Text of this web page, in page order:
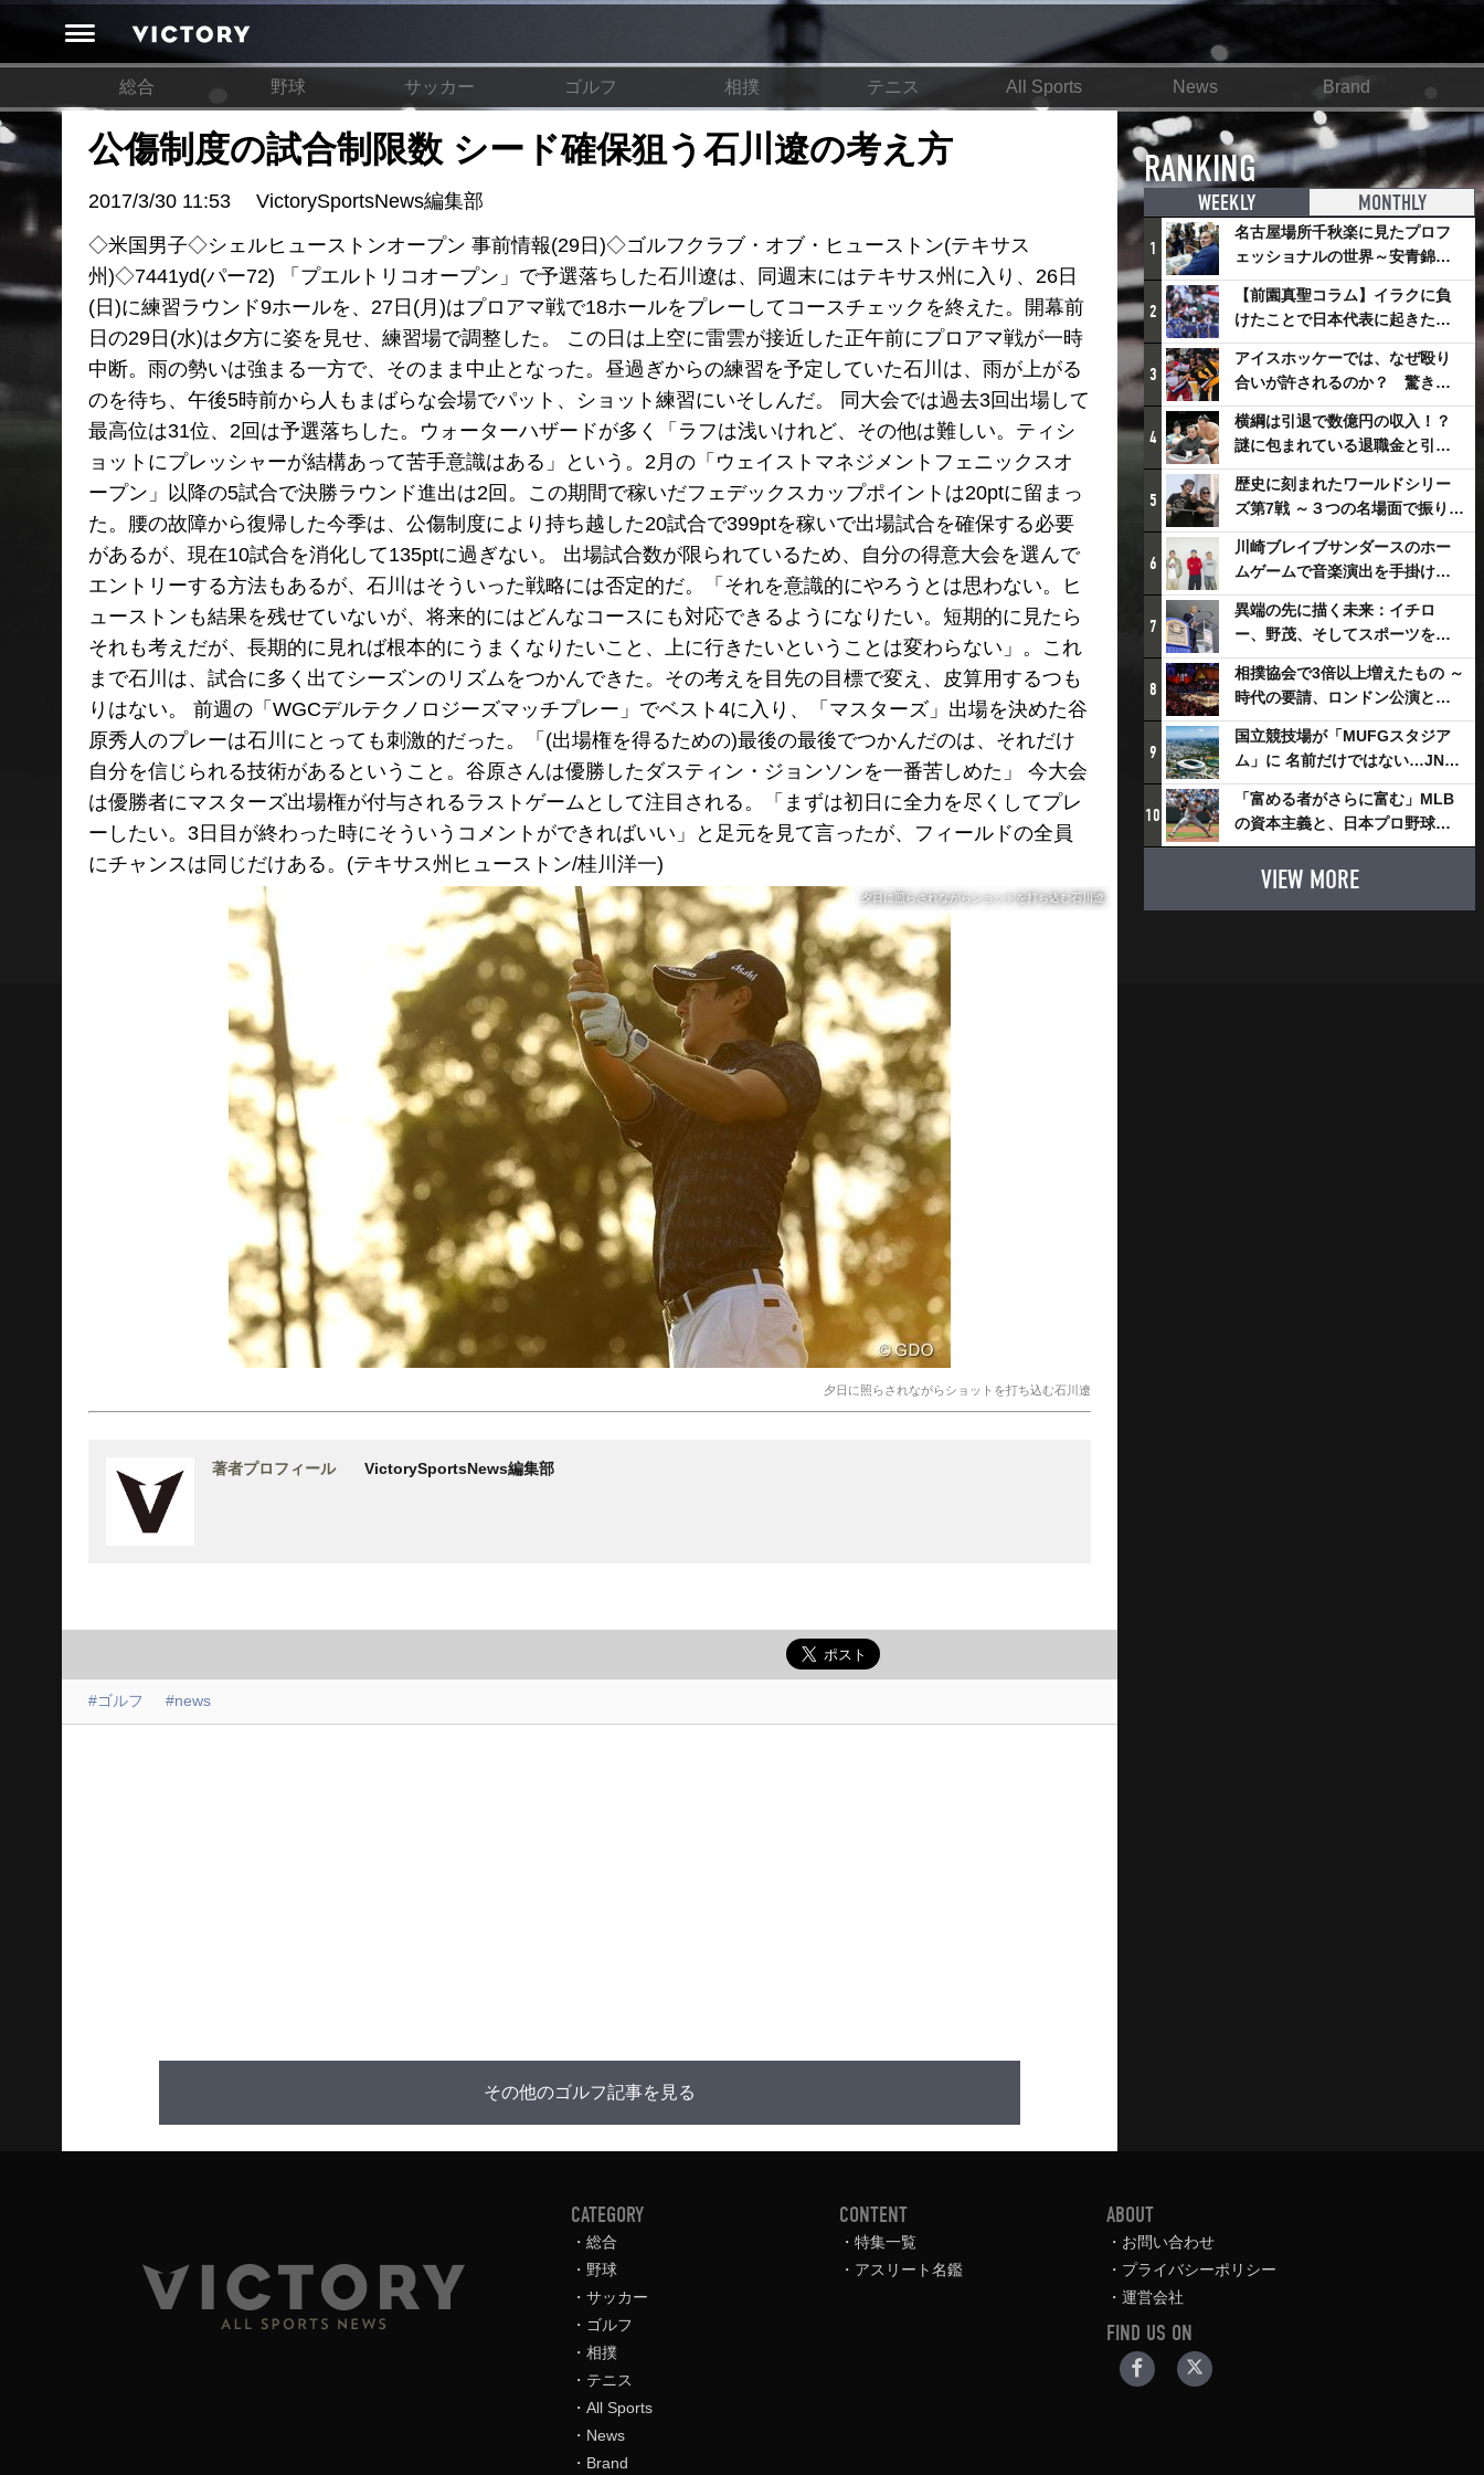
総合 野球 サッカー ゴルフ 相撲 テニス All Sports News Brand
公傷制度の試合制限数 シード確保狙う石川遼の考え方
2017/3/30 11:53
VictorySportsNews編集部
◇米国男子◇シェルヒューストンオープン 事前情報(29日)◇ゴルフクラブ・オブ・ヒューストン(テキサス
州)◇7441yd(パー72) 「プエルトリコオープン」で予選落ちした石川遼は、同週末にはテキサス州に入り、26日
(日)に練習ラウンド9ホールを、27日(月)はプロアマ戦で18ホールをプレーしてコースチェックを終えた。開幕前
日の29日(水)は夕方に姿を見せ、練習場で調整した。 この日は上空に雷雲が接近した正午前にプロアマ戦が一時
中断。雨の勢いは強まる一方で、そのまま中止となった。昼過ぎからの練習を予定していた石川は、雨が上がる
のを待ち、午後5時前から人もまばらな会場でパット、ショット練習にいそしんだ。 同大会では過去3回出場して
最高位は31位、2回は予選落ちした。ウォーターハザードが多く「ラフは浅いけれど、その他は難しい。ティシ
ョットにプレッシャーが結構あって苦手意識はある」という。2月の「ウェイストマネジメントフェニックスオ
ープン」以降の5試合で決勝ラウンド進出は2回。この期間で稼いだフェデックスカップポイントは20ptに留まっ
た。腰の故障から復帰した今季は、公傷制度により持ち越した20試合で399ptを稼いで出場試合を確保する必要
があるが、現在10試合を消化して135ptに過ぎない。 出場試合数が限られているため、自分の得意大会を選んで
エントリーする方法もあるが、石川はそういった戦略には否定的だ。「それを意識的にやろうとは思わない。ヒ
ューストンも結果を残せていないが、将来的にはどんなコースにも対応できるようになりたい。短期的に見たら
それも考えだが、長期的に見れば根本的にうまくなりたいこと、上に行きたいということは変わらない」。これ
まで石川は、試合に多く出てシーズンのリズムをつかんできた。その考えを目先の目標で変え、皮算用するつも
りはない。 前週の「WGCデルテクノロジーズマッチプレー」でベスト4に入り、「マスターズ」出場を決めた谷
原秀人のプレーは石川にとっても刺激的だった。「(出場権を得るための)最後の最後でつかんだのは、それだけ
自分を信じられる技術があるということ。谷原さんは優勝したダスティン・ジョンソンを一番苦しめた」 今大会
は優勝者にマスターズ出場権が付与されるラストゲームとして注目される。「まずは初日に全力を尽くしてプレ
ーしたい。3日目が終わった時にそういうコメントができればいい」と足元を見て言ったが、フィールドの全員
にチャンスは同じだけある。(テキサス州ヒューストン/桂川洋一)
夕日に照らされながらショットを打ち込む石川遼
夕日に照らされながらショットを打ち込む石川遼
著者プロフィール VictorySportsNews編集部
#ゴルフ #news
その他のゴルフ記事を見る
RANKING
WEEKLY MONTHLY
1
名古屋場所千秋楽に見たプロフ
ェッショナルの世界～安青錦の
優勝を巡るさまざまなドラマ
2
【前園真聖コラム】イラクに負
けたことで日本代表に起きたプ
ラスとは
3
アイスホッケーでは、なぜ殴り
合いが許されるのか？ 驚きの
「ファイティング」ルールにつ
いて
4
横綱は引退で数億円の収入！？
謎に包まれている退職金と引退
相撲興行
5
歴史に刻まれたワールドシリー
ズ第7戦 ～３つの名場面で振り返
る～
6
川崎ブレイブサンダースのホー
ムゲームで音楽演出を手掛ける
スチャダラパーが川崎新！アリ
ーナシティ・プロジェクトを語
る 「楽しみでしかないでしょ。
川崎は、ずっと成長曲線だか
ら」
7
異端の先に描く未来：イチロ
ー、野茂、そしてスポーツを支
える科学界の挑戦
8
相撲協会で3倍以上増えたもの ～
時代の要請、ロンドン公演と古
式大相撲
9
国立競技場が「MUFGスタジア
ム」に 名前だけではない…JNSE
とMUFGが“共創”し描く地域活
性化・社会価値創造の近未来図
とは
10
「富める者がさらに富む」MLB
の資本主義と、日本プロ野球が
踏み出せない一歩
VIEW MORE
CATEGORY
総合
野球
サッカー
ゴルフ
相撲
テニス
All Sports
News
Brand
CONTENT
特集一覧
アスリート名鑑
ABOUT
お問い合わせ
プライバシーポリシー
運営会社
FIND US ON